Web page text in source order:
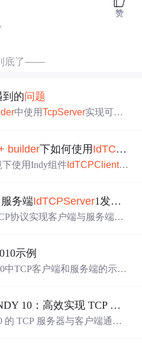
赞
底了——
到的问题
中使用TcpServer实现可靠
决阻塞式通信问题。通过分
器与客户端之间的数据丢失
builder下如何使用 IdTCPClient
使用Indy组件 IdTCPClient开
务端IdTCPServer1发送消息
协议实现客户端与服务端的
示例
中TCP客户端和服务端的示例
【亲测免费】 探索 INDY 10：高效实现 TCP 服务器与客户端通讯
TCP 服务器与客户端通讯